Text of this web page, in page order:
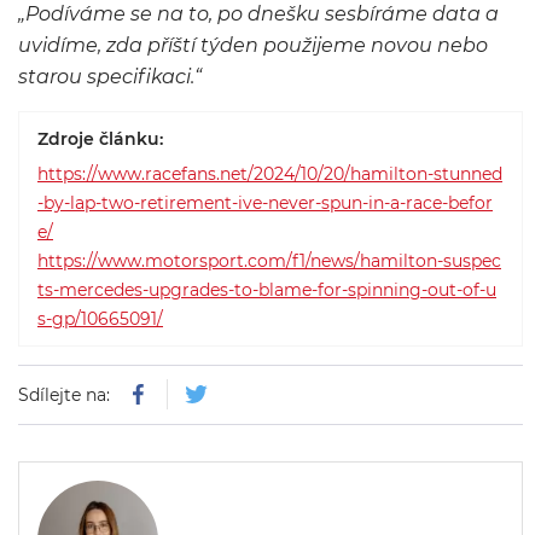
„Podíváme se na to, po dnešku sesbíráme data a
uvidíme, zda příští týden použijeme novou nebo
starou specifikaci.“
Zdroje článku:
https://www.racefans.net/2024/10/20/hamilton-stunned
-by-lap-two-retirement-ive-never-spun-in-a-race-befor
e/
https://www.motorsport.com/f1/news/hamilton-suspec
ts-mercedes-upgrades-to-blame-for-spinning-out-of-u
s-gp/10665091/
Sdílejte na: